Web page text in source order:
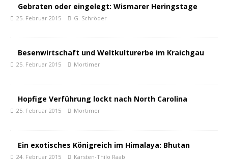
Gebraten oder eingelegt: Wismarer Heringstage
25. Februar 2015 G. Schröder
Besenwirtschaft und Weltkulturerbe im Kraichgau
25. Februar 2015 Mortimer
Hopfige Verführung lockt nach North Carolina
25. Februar 2015 Mortimer
Ein exotisches Königreich im Himalaya: Bhutan
24. Februar 2015 Karsten-Thilo Raab